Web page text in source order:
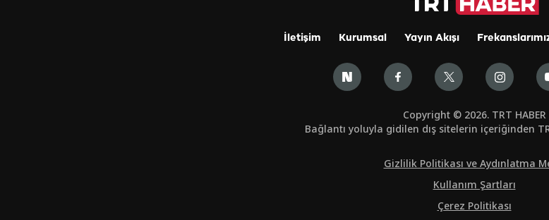
İletişim Kurumsal Yayın Akışı
Copyright © 2026. TRT HABER
Bağlantı yoluyla gidilen dış sitelerin içeriğinden
Gizlilik Politikası ve Aydınlatma
Kullanım Şartları
Çerez Politikası